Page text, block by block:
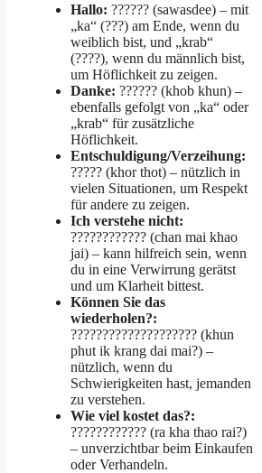
Hallo: ?????? (sawasdee) – mit
„ka“ (???) am Ende, wenn du
weiblich bist, und „krab“
(????), wenn du männlich bist,
um Höflichkeit zu zeigen.
Danke: ?????? (khob khun) –
ebenfalls gefolgt von „ka“ oder
„krab“ für zusätzliche
Höflichkeit.
Entschuldigung/Verzeihung:
????? (khor thot) – nützlich in
vielen Situationen, um Respekt
für andere zu zeigen.
Ich verstehe nicht:
???????????? (chan mai khao
jai) – kann hilfreich sein, wenn
du in eine Verwirrung gerätst
und um Klarheit bittest.
Können Sie das
wiederholen?:
???????????????????? (khun
phut ik krang dai mai?) –
nützlich, wenn du
Schwierigkeiten hast, jemanden
zu verstehen.
Wie viel kostet das?:
???????????? (ra kha thao rai?)
– unverzichtbar beim Einkaufen
oder Verhandeln.